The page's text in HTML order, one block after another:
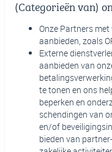
(Categorieën van)
Onze Partners
aanbieden, zoals
Externe
aanbieden van
te tonen en ons
beperken en
schendingen van
en/of
bieden van